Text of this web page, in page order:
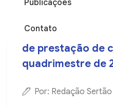
Publicações
Contato
Pindaí 27 / Mai /
Município realiza
de prestação de
quadrimestre de
Por: Redação